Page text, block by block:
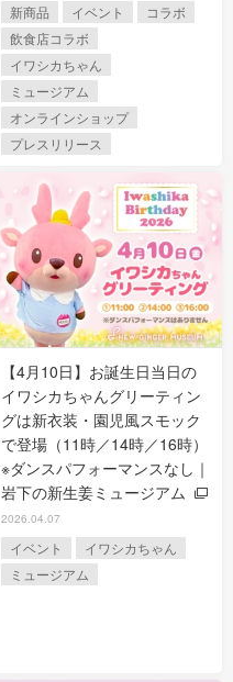
新商品 イベント
コラボ
飲食店コラボ
イワシカちゃん
ミュージアム
オンラインショップ
プレスリリース
【4月10日】お誕生日当日の
イワシカちゃんグリーティン
グは新衣装・園児風スモック
で登場（11時／14時／16時）
※ダンスパフォーマンスなし｜
岩下の新生姜ミュージアム
2026.04.07
イベント
イワシカちゃん
ミュージアム